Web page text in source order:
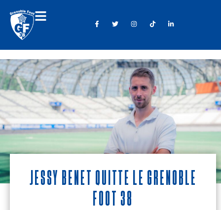
Jessy Benet quitte le Grenoble
Foot 38